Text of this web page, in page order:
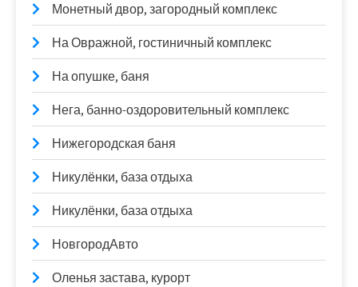
Монетный двор, загородный комплекс
На Овражной, гостиничный комплекс
На опушке, баня
Нега, банно-оздоровительный комплекс
Нижегородская баня
Никулёнки, база отдыха
Никулёнки, база отдыха
НовгородАвто
Оленья застава, курорт